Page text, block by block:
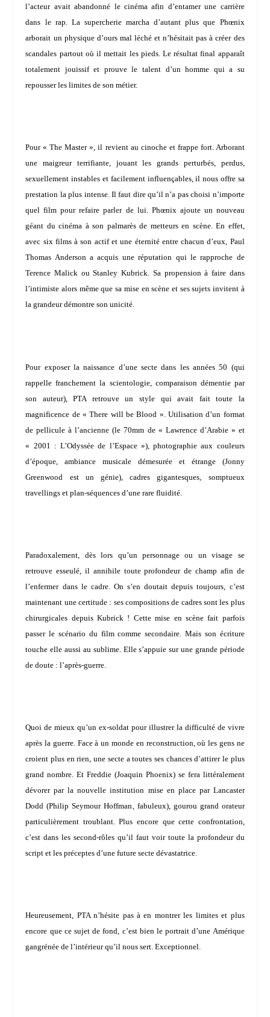
l’acteur avait abandonné le cinéma afin d’entamer une carrière
dans le rap. La supercherie marcha d’autant plus que Phœnix
arborait un physique d’ours mal léché et n’hésitait pas à créer des
scandales partout où il mettait les pieds. Le résultat final apparaît
totalement jouissif et prouve le talent d’un homme qui a su
repousser les limites de son métier.
Pour « The Master », il revient au cinoche et frappe fort. Arborant
une maigreur terrifiante, jouant les grands perturbés, perdus,
sexuellement instables et facilement influençables, il nous offre sa
prestation la plus intense. Il faut dire qu’il n’a pas choisi n’importe
quel film pour refaire parler de lui. Phœnix ajoute un nouveau
géant du cinéma à son palmarès de metteurs en scène. En effet,
avec six films à son actif et une éternité entre chacun d’eux, Paul
Thomas Andersona acquis une réputation qui le rapproche de
Terence Malick ouStanley Kubrick. Sa propension à faire dans
l’intimiste alors même que sa mise en scène et ses sujets invitent à
la grandeur démontre son unicité.
Pour exposer la naissance d’une secte dans les années 50 (qui
rappelle franchement la scientologie, comparaison démentie par
son auteur), PTA retrouve un style qui avait fait toute la
magnificence de « There will be Blood ». Utilisation d’un format
de pellicule à l’ancienne (le 70mm de « Lawrence d’Arabie » et
« 2001 : L’Odyssée de l’Espace »), photographie aux couleurs
d’époque, ambiance musicale démesurée et étrange (Jonny
Greenwood est un génie), cadres gigantesques, somptueux
travellings et plan-séquences d’une rare fluidité.
Paradoxalement, dès lors qu’un personnage ou un visage se
retrouve esseulé, il annihile toute profondeur de champ afin de
l’enfermer dans le cadre. On s’en doutait depuis toujours, c’est
maintenant une certitude : ses compositions de cadres sont les plus
chirurgicales depuis Kubrick ! Cette mise en scène fait parfois
passer le scénario du film comme secondaire. Mais son écriture
touche elle aussi au sublime. Elle s’appuie sur une grande période
de doute : l’après-guerre.
Quoi de mieux qu’un ex-soldat pour illustrer la difficulté de vivre
après la guerre. Face à un monde en reconstruction, où les gens ne
croient plus en rien, une secte a toutes ses chances d’attirer le plus
grand nombre. Et Freddie (Joaquin Phoenix) se fera littéralement
dévorer par la nouvelle institution mise en place par Lancaster
Dodd (Philip Seymour Hoffman , fabuleux), gourou grand orateur
particulièrement troublant. Plus encore que cette confrontation,
c’est dans les second-rôles qu’il faut voir toute la profondeur du
script et les préceptes d’une future secte dévastatrice.
Heureusement, PTA n’hésite pas à en montrer les limites et plus
encore que ce sujet de fond, c’est bien le portrait d’une Amérique
gangrénée de l’intérieur qu’il nous sert. Exceptionnel.